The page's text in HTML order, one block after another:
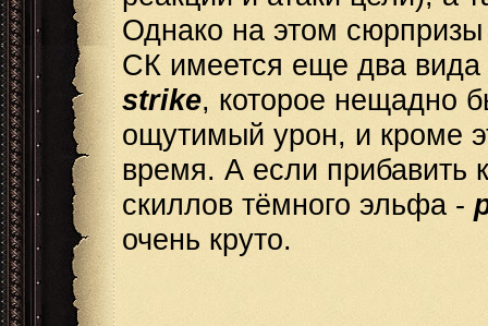
Однако на этом
СК имеется еще два
strike, которое нещадно
ощутимый урон, и кроме
время. А если прибавить
скиллов тёмного эльфа -
очень круто.